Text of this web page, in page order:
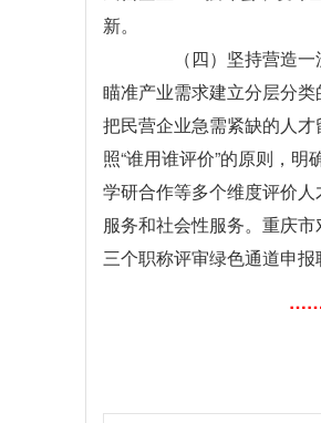
新。
（四）坚持营造一
瞄准产业需求建立分层分
把民营企业急需紧缺的人
照“谁用谁评价”的原则，
学研合作等多个维度评价人
服务和社会性服务。重庆
三个职称评审绿色通道申
……